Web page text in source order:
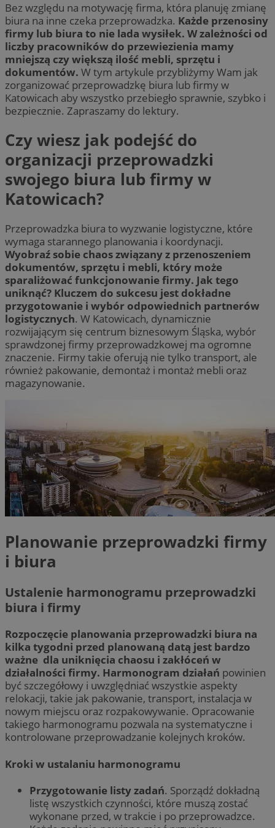
Bez względu na motywację firma, która planuję zmianę
biura na inne czeka przeprowadzka. Każde przenosiny
firmy lub biura to nie lada wysiłek. W zależności od
liczby pracowników do przewiezienia mamy
mniejszą czy większą ilość mebli, sprzętu i
dokumentów. W tym artykule przybliżymy Wam jak
zorganizować przeprowadzkę biura lub firmy w
Katowicach aby wszystko przebiegło sprawnie, szybko i
bezpiecznie. Zapraszamy do lektury.
Czy wiesz jak podejść do
organizacji przeprowadzki
swojego biura lub firmy w
Katowicach?
Przeprowadzka biura to wyzwanie logistyczne, które
wymaga starannego planowania i koordynacji.
Wyobraź sobie chaos związany z przenoszeniem
dokumentów, sprzętu i mebli, który może
sparaliżować funkcjonowanie firmy. Jak tego
uniknąć? Kluczem do sukcesu jest dokładne
przygotowanie i wybór odpowiednich partnerów
logistycznych. W Katowicach, dynamicznie
rozwijającym się centrum biznesowym Śląska, wybór
sprawdzonej firmy przeprowadzkowej ma ogromne
znaczenie. Firmy takie oferują nie tylko transport, ale
również pakowanie, demontaż i montaż mebli oraz
magazynowanie.
Planowanie przeprowadzki firmy
i biura
Ustalenie harmonogramu przeprowadzki
biura i firmy
Rozpoczęcie planowania przeprowadzki biura na
kilka tygodni przed planowaną datą jest bardzo
ważne dla uniknięcia chaosu i zakłóceń w
działalności firmy. Harmonogram działań powinien
być szczegółowy i uwzględniać wszystkie aspekty
relokacji, takie jak pakowanie, transport, instalacja w
nowym miejscu oraz rozpakowywanie. Opracowanie
takiego harmonogramu pozwala na systematyczne i
kontrolowane przeprowadzanie kolejnych kroków.
Kroki w ustalaniu harmonogramu
Przygotowanie listy zadań. Sporządź dokładną
listę wszystkich czynności, które muszą zostać
wykonane przed, w trakcie i po przeprowadzce.